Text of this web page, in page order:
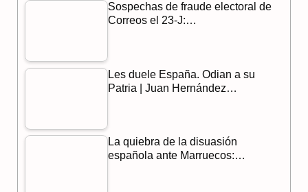
o
e
a
t
p
Sospechas de fraude electoral de
Correos el 23-J:…
Les duele España. Odian a su
Patria | Juan Hernández…
La quiebra de la disuasión
española ante Marruecos:…